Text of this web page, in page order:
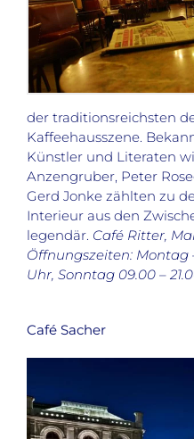
der traditionsreichsten
Kaffeehausszene.
Künstler und Literaten
Anzengruber, Peter
Gerd Jonke zählten zu
Interieur aus den
legendär. Café Ritter,
Öffnungszeiten: Montag
Uhr, Sonntag 09.00 –
Café Sacher